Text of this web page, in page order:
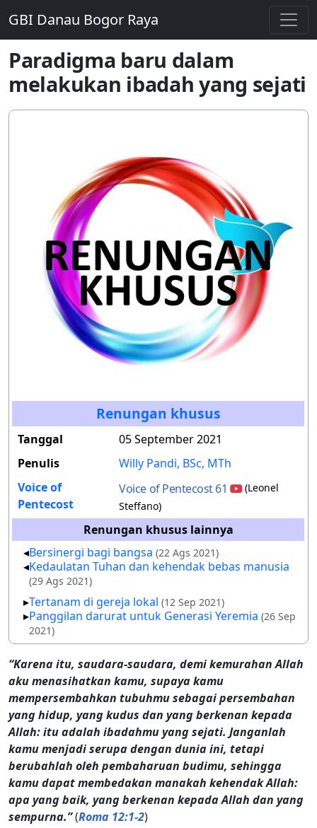
GBI Danau Bogor Raya
Paradigma baru dalam
melakukan ibadah yang sejati
Renungan khusus
Tanggal
05 September 2021
Penulis
Willy Pandi, BSc, MTh
Voice of
Pentecost
Voice of Pentecost 61
(Leonel
Steffano)
Renungan khusus lainnya
Bersinergi bagi bangsa (22 Ags 2021)
Kedaulatan Tuhan dan kehendak bebas manusia
(29 Ags 2021)
Tertanam di gereja lokal (12 Sep 2021)
Panggilan darurat untuk Generasi Yeremia (26 Sep
2021)
“Karena itu, saudara-saudara, demi kemurahan Allah
aku menasihatkan kamu, supaya kamu
mempersembahkan tubuhmu sebagai persembahan
yang hidup, yang kudus dan yang berkenan kepada
Allah: itu adalah ibadahmu yang sejati. Janganlah
kamu menjadi serupa dengan dunia ini, tetapi
berubahlah oleh pembaharuan budimu, sehingga
kamu dapat membedakan manakah kehendak Allah:
apa yang baik, yang berkenan kepada Allah dan yang
sempurna.”(Roma 12:1-2)